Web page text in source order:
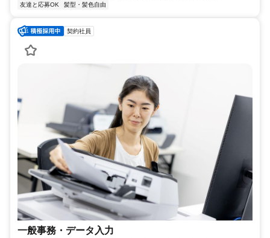
友達と応募OK
髪型・髪色自由
契約社員
一般事務・データ入力